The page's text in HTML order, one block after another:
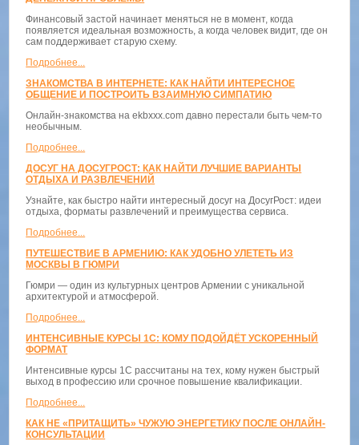
Финансовый застой начинает меняться не в момент, когда
появляется идеальная возможность, а когда человек видит, где он
сам поддерживает старую схему.
Подробнее...
ЗНАКОМСТВА В ИНТЕРНЕТЕ: КАК НАЙТИ ИНТЕРЕСНОЕ
ОБЩЕНИЕ И ПОСТРОИТЬ ВЗАИМНУЮ СИМПАТИЮ
Онлайн-знакомства на ekbxxx.com давно перестали быть чем-то
необычным.
Подробнее...
ДОСУГ НА ДОСУГРОСТ: КАК НАЙТИ ЛУЧШИЕ ВАРИАНТЫ
ОТДЫХА И РАЗВЛЕЧЕНИЙ
Узнайте, как быстро найти интересный досуг на ДосугРост: идеи
отдыха, форматы развлечений и преимущества сервиса.
Подробнее...
ПУТЕШЕСТВИЕ В АРМЕНИЮ: КАК УДОБНО УЛЕТЕТЬ ИЗ
МОСКВЫ В ГЮМРИ
Гюмри — один из культурных центров Армении с уникальной
архитектурой и атмосферой.
Подробнее...
ИНТЕНСИВНЫЕ КУРСЫ 1С: КОМУ ПОДОЙДЁТ УСКОРЕННЫЙ
ФОРМАТ
Интенсивные курсы 1С рассчитаны на тех, кому нужен быстрый
выход в профессию или срочное повышение квалификации.
Подробнее...
КАК НЕ «ПРИТАЩИТЬ» ЧУЖУЮ ЭНЕРГЕТИКУ ПОСЛЕ ОНЛАЙН-
КОНСУЛЬТАЦИИ